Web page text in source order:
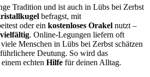
Tradition und ist auch in Lübs bei Zerbst
befragst, mit
oder ein kostenloses Orakel nutzt –
vielfältig. Online-Legungen liefern oft
Menschen in Lübs bei Zerbst schätzen
Deutung. So wird das
echten Hilfe für deinen Alltag.